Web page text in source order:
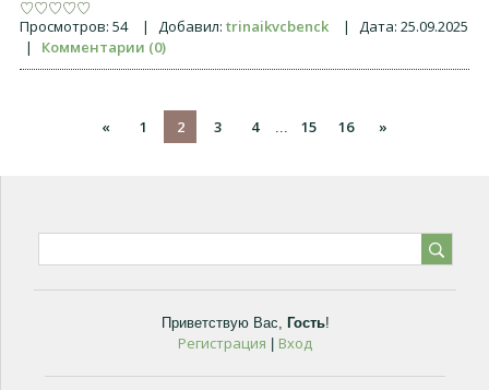
Просмотров: 54 | Добавил: trinaikvcbenck | Дата: 25.09.2025
|
Комментарии (0)
« 1 2 3 4 ... 15 16 »
Приветствую Вас, Гость!
Регистрация Вход